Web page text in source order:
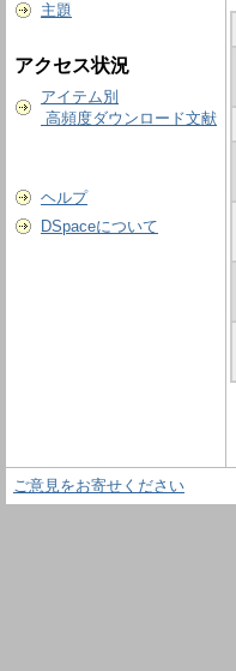
主題
アクセス状況
アイテム別
高頻度ダウンロード文献
ヘルプ
DSpaceについて
ご意見をお寄せください